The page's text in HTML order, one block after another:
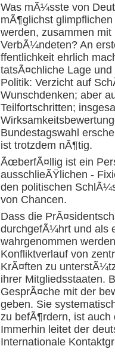
Was mÃ¼sste von
mÃ¶glichst
werden, zusammen
VerbÃ¼ndeten? An
ffentlichkeit ehrlich
tatsÃ¤chliche Lage
Politik: Verzicht auf
Wunschdenken; aber
Teilfortschritten;
Bundestagswahl
ist trotzdem nÃ¶tig.
ÃœberfÃ¤llig ist ein
ausschlieÃŸlichen -
den politischen
von Chancen.
Dass die
durchgefÃ¼hrt und als
wahrgenommen
Konfliktverlauf von
KrÃ¤ften zu
ihrer Mitgliedsstaaten.
GesprÃ¤che mit der
geben. Sie
zu befÃ¶rdern, ist
Immerhin leitet der
Internationale